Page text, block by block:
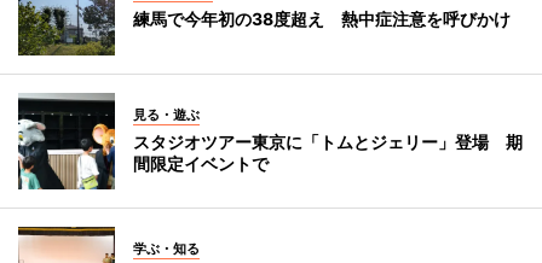
練馬で今年初の38度超え 熱中症注意を呼びかけ
見る・遊ぶ
スタジオツアー東京に「トムとジェリー」登場 期
間限定イベントで
学ぶ・知る